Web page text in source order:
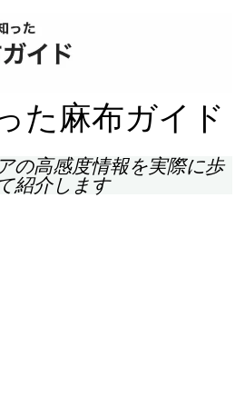
た麻布ガイド
の高感度情報を実際に歩
紹介します